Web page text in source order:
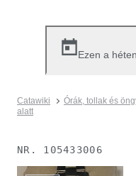
Ezen a héten
Catawiki Órák, tollak és
alatt
NR. 105433006